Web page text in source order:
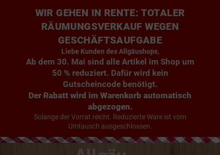
WIR GEHEN IN RENTE: TOTALER
RÄUMUNGSVERKAUF WEGEN
GESCHÄFTSAUFGABE
Liebe Kunden des Allgäushops,
Ab dem 30. Mai sind alle Artikel im Shop um
50 % reduziert. Dafür wird kein
Gutscheincode benötigt.
Der Rabatt wird im Warenkorb automatisch
abgezogen.
Solange der Vorrat reicht. Reduzierte Ware ist vom
Umtausch ausgeschlossen.